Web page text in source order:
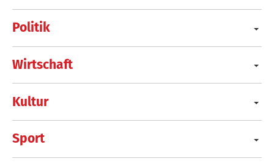
Politik
Wirtschaft
Kultur
Sport